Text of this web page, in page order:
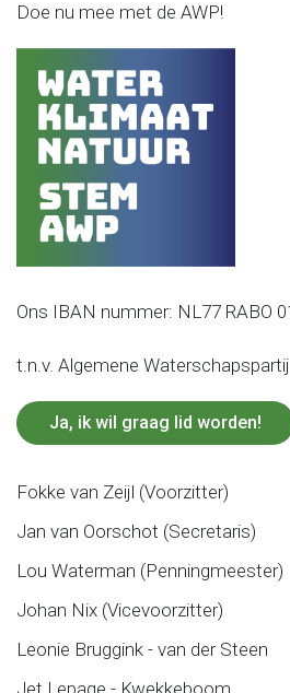
Doe nu mee met de AWP!
Ons IBAN nummer: NL77 RABO
t.n.v. Algemene Waterschapspartij
Ja, ik wil graag lid worden!
Fokke van Zeijl (Voorzitter)
Jan van Oorschot (Secretaris)
Lou Waterman (Penningmeester)
Johan Nix (Vicevoorzitter)
Leonie Bruggink - van der Steen
Jet Lepage - Kwekkeboom